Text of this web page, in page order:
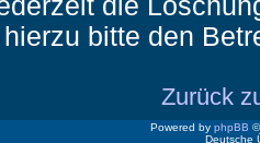
die
bitte den
Zurück
Powered by phpBB
Deutsche